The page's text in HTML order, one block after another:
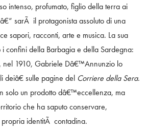
intenso, profumato, figlio della terra ai
sarÃ il protagonista assoluto di una
sapori, racconti, arte e musica. La sua
confini della Barbagia e della Sardegna:
nel 1910, Gabriele Dâ€™Annunzio lo
sulle pagine del Corriere della Sera.
solo un prodotto dâ€™eccellenza, ma
che ha saputo conservare,
identitÃ contadina.